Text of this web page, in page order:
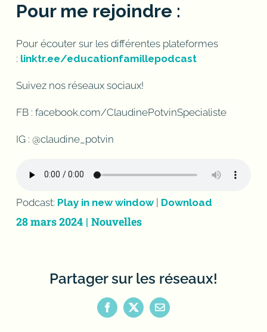
Pour me rejoindre :
Pour écouter sur les différentes plateformes
: linktr.ee/educationfamillepodcast
Suivez nos réseaux sociaux!
FB : facebook.com/ClaudinePotvinSpecialiste
IG : @claudine_potvin
Podcast: Play in new window| Download
28 mars 2024 | Nouvelles
Partager sur les réseaux!
Facebook
X Email